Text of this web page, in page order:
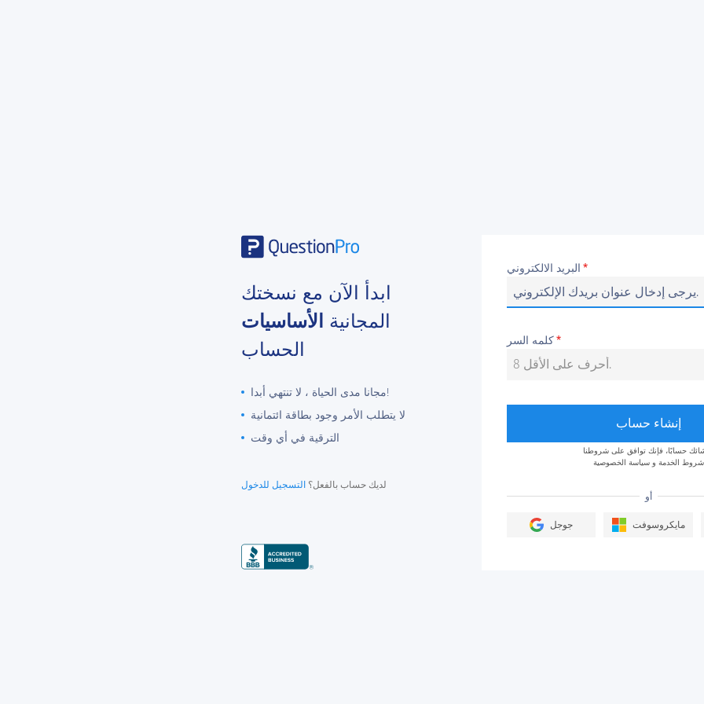
ابدأ الآن مع نسختك
المجانية الأساسيات
الحساب
مجانا مدى الحياة ، لا تنتهي أبدا!
لا يتطلب الأمر وجود بطاقة ائتمانية
الترقية في أي وقت
لديك حساب بالفعل؟ التسجيل للدخول
البريد الالكتروني *
كلمه السر*
إنشاء حساب
حسابًا، فإنك توافق على شروطنا
شروط الخدمة وسياسة الخصوصية
أو
جوجل مايكروسوفت